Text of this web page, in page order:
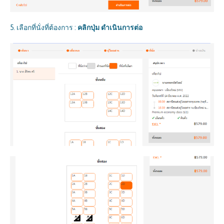
5. เลือกที่นั่งที่ต้องการ : คลิกปุ่ม ดำเนินการต่อ